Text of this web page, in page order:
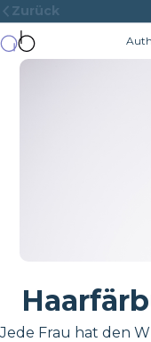
Zurück
Jede Frau hat den